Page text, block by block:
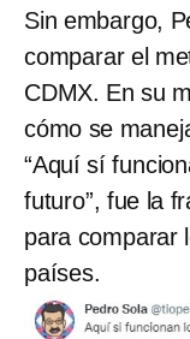
Sin embargo,
comparar el
CDMX. En su
cómo se
“Aquí sí
futuro”, fue la
para comparar
países.